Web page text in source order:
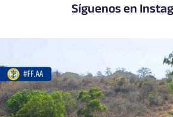
Síguenos en